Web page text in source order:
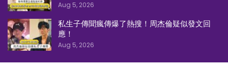
Aug 5, 2026
私生子傳聞瘋傳爆了熱搜！周杰倫疑似發文回
應！
Aug 5, 2026